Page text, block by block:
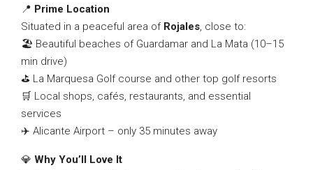
📍 Prime Location
Situated in a peaceful area of Rojales, close to:
🏖️ Beautiful beaches of Guardamar and La Mata (10–15
min drive)
⛳ La Marquesa Golf course and other top golf resorts
🛒 Local shops, cafés, restaurants, and essential
services
✈️ Alicante Airport – only 35 minutes away
💎 Why You’ll Love It